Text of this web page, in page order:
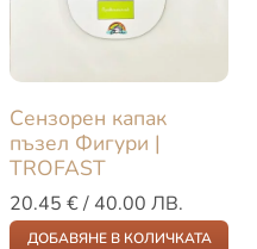
Сензорен капак
пъзел Фигури |
TROFAST
20.45 €/ 40.00 ЛВ.
ДОБАВЯНЕ В КОЛИЧКАТА